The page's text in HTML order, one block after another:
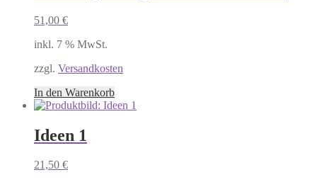
51,00 €
inkl. 7 % MwSt.
zzgl. Versandkosten
In den Warenkorb
Ideen 1
21,50 €